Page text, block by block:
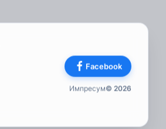
Facebook
Импресум© 2026